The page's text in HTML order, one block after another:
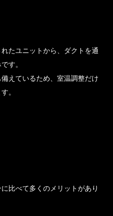
たユニットから、ダクトを通
す。
えているため、室温調整だけ
。
比べて多くのメリットがあり